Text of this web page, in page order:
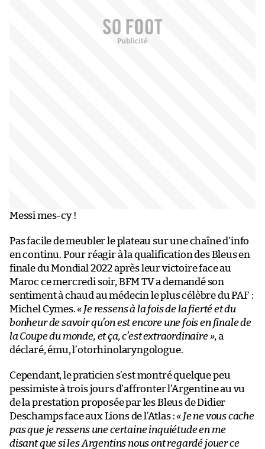
Messi mes-cy !
Pas facile de meubler le plateau sur une chaîne d’info
en continu. Pour réagir à la qualification des Bleus en
finale du Mondial 2022 après leur victoire face au
Maroc ce mercredi soir, BFM TV a demandé son
sentiment à chaud au médecin le plus célèbre du PAF :
Michel Cymes.« Je ressens à la fois de la fierté et du
bonheur de savoir qu’on est encore une fois en finale de
la Coupe du monde, et ça, c’est extraordinaire », a
déclaré, ému, l’otorhinolaryngologue.
Cependant, le praticien s’est montré quelque peu
pessimiste à trois jours d’affronter l’Argentine au vu
de la prestation proposée par les Bleus de Didier
Deschamps face aux Lions de l’Atlas :« Je ne vous cache
pas que je ressens une certaine inquiétude en me
disant que si les Argentins nous ont regardé jouer ce